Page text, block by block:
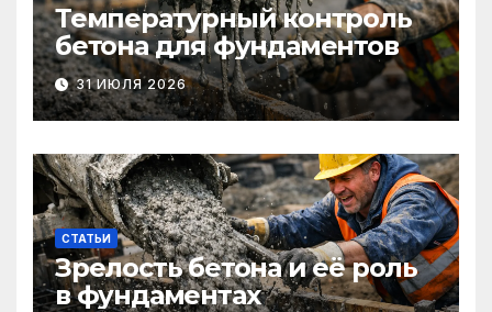
Температурный контроль
бетона для фундаментов
31 ИЮЛЯ 2026
СТАТЬИ
Зрелость бетона и её роль
в фундаментах